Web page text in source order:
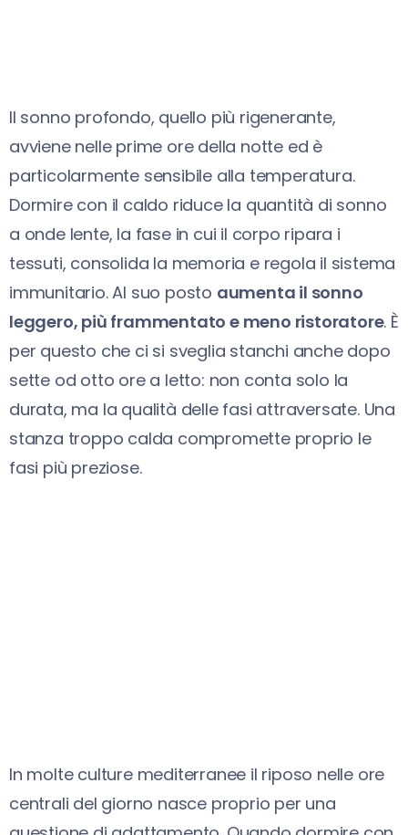
Il sonno profondo, quello più rigenerante,
avviene nelle prime ore della notte ed è
particolarmente sensibile alla temperatura.
Dormire con il caldo riduce la quantità di sonno
a onde lente, la fase in cui il corpo ripara i
tessuti, consolida la memoria e regola il sistema
immunitario. Al suo posto aumenta il sonno
leggero, più frammentato e meno ristoratore. È
per questo che ci si sveglia stanchi anche dopo
sette od otto ore a letto: non conta solo la
durata, ma la qualità delle fasi attraversate. Una
stanza troppo calda compromette proprio le
fasi più preziose.
In molte culture mediterranee il riposo nelle ore
centrali del giorno nasce proprio per una